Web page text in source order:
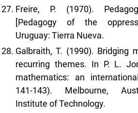
Freire, P. (1970).
[Pedagogy of the
Uruguay: Tierra Nueva.
Galbraith, T. (1990). Bridging
recurring themes. In P. L.
mathematics: an
141-143). Melbourne,
Institute of Technology.